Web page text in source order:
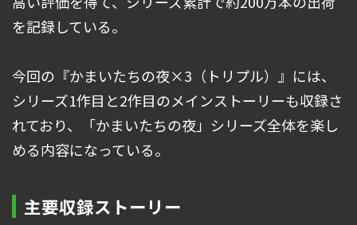
を記録している。
今回の『かまいたちの夜×3（トリプル）』には、
シリーズ1作目と2作目のメインストーリーも収録さ
れており、「かまいたちの夜」シリーズ全体を楽し
める内容になっている。
主要収録ストーリー